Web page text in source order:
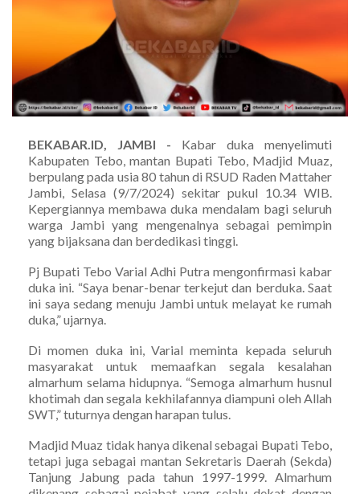
BEKABAR.ID, JAMBI - Kabar duka menyelimuti
Kabupaten Tebo, mantan Bupati Tebo, Madjid Muaz,
berpulang pada usia 80 tahun di RSUD Raden Mattaher
Jambi, Selasa (9/7/2024) sekitar pukul 10.34 WIB.
Kepergiannya membawa duka mendalam bagi seluruh
warga Jambi yang mengenalnya sebagai pemimpin
yang bijaksana dan berdedikasi tinggi.
Pj Bupati Tebo Varial Adhi Putra mengonfirmasi kabar
duka ini. “Saya benar-benar terkejut dan berduka. Saat
ini saya sedang menuju Jambi untuk melayat ke rumah
duka,” ujarnya.
Di momen duka ini, Varial meminta kepada seluruh
masyarakat untuk memaafkan segala kesalahan
almarhum selama hidupnya. “Semoga almarhum husnul
khotimah dan segala kekhilafannya diampuni oleh Allah
SWT,” tuturnya dengan harapan tulus.
Madjid Muaz tidak hanya dikenal sebagai Bupati Tebo,
tetapi juga sebagai mantan Sekretaris Daerah (Sekda)
Tanjung Jabung pada tahun 1997-1999. Almarhum